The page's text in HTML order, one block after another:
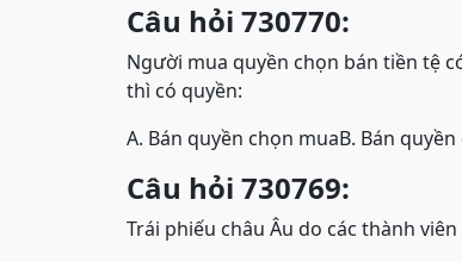
Câu hỏi 730770:
Người mua quyền chọn bán tiền tệ
thì có quyền:
A. Bán quyền chọn muaB. Bán
Câu hỏi 730769:
Trái phiếu châu Âu do các thành